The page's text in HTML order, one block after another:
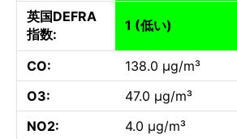
英国DEFRA
指数:
1 (低い)
CO:
138.0 µg/m³
O3:
47.0 µg/m³
NO2:
4.0 µg/m³